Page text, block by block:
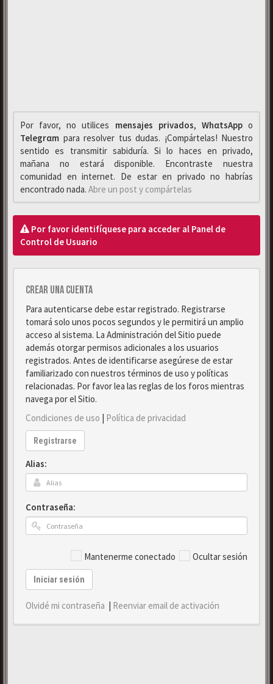
Por favor, no utilices mensajes privados, WhαtsAppo
Telegrαm para resolver tus dudas. ¡Compártelas! Nuestro
sentido es transmitir sabiduría. Si lo haces en privado,
mañana no estará disponible. Encontraste nuestra
comunidad en internet. De estar en privado no habrías
encontrado nada. Abre un post y compártelas
Por favor identifíquese para acceder al Panel de
Control de Usuario
Crear una cuenta
Para autenticarse debe estar registrado. Registrarse
tomará solo unos pocos segundos y le permitirá un amplio
acceso al sistema. La Administración del Sitio puede
además otorgar permisos adicionales a los usuarios
registrados. Antes de identificarse asegúrese de estar
familiarizado con nuestros términos de uso y políticas
relacionadas. Por favor lea las reglas de los foros mientras
navega por el Sitio.
Condiciones de uso | Política de privacidad
Registrarse
Alias:
Contraseña:
Mantenerme conectado Ocultar sesión
Iniciar sesión
Olvidé mi contraseña | Reenviar email de activación